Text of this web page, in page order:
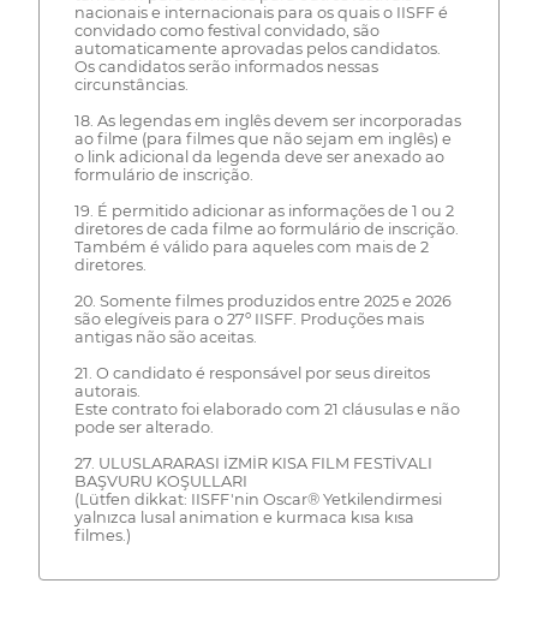
nacionais e internacionais para os quais o IISFF é
convidado como festival convidado, são
automaticamente aprovadas pelos candidatos.
Os candidatos serão informados nessas
circunstâncias.
18. As legendas em inglês devem ser incorporadas
ao filme (para filmes que não sejam em inglês) e
o link adicional da legenda deve ser anexado ao
formulário de inscrição.
19. É permitido adicionar as informações de 1 ou 2
diretores de cada filme ao formulário de inscrição.
Também é válido para aqueles com mais de 2
diretores.
20. Somente filmes produzidos entre 2025 e 2026
são elegíveis para o 27º IISFF. Produções mais
antigas não são aceitas.
21. O candidato é responsável por seus direitos
autorais.
Este contrato foi elaborado com 21 cláusulas e não
pode ser alterado.
27. ULUSLARARASI İZMİR KISA FILM FESTİVALI
BAŞVURU KOŞULLARI
(Lütfen dikkat: IISFF'nin Oscar® Yetkilendirmesi
yalnızca lusal animation e kurmaca kısa kısa
filmes.)